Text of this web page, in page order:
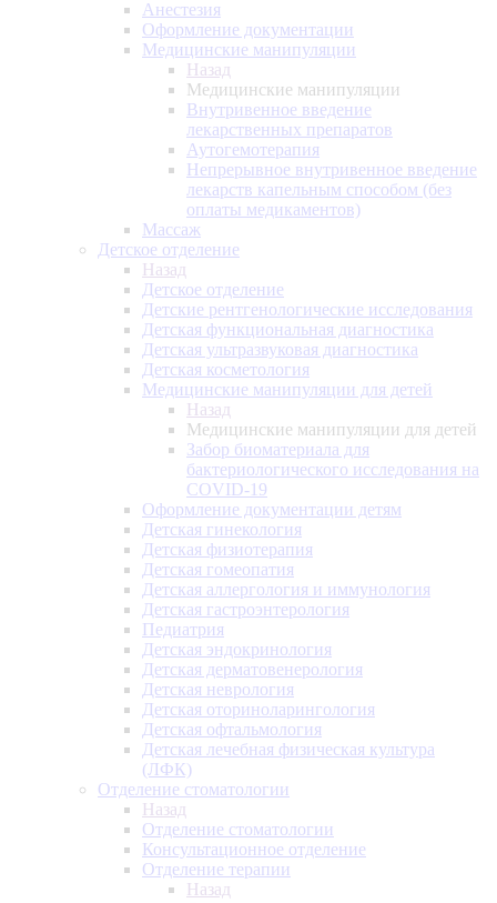
Анестезия
Оформление документации
Медицинские манипуляции
Назад
Медицинские манипуляции
Внутривенное введение
лекарственных препаратов
Аутогемотерапия
Непрерывное внутривенное введение
лекарств капельным способом (без
оплаты медикаментов)
Массаж
Детское отделение
Назад
Детское отделение
Детские рентгенологические исследования
Детская функциональная диагностика
Детская ультразвуковая диагностика
Детская косметология
Медицинские манипуляции для детей
Назад
Медицинские манипуляции для детей
Забор биоматериала для
бактериологического исследования на
COVID-19
Оформление документации детям
Детская гинекология
Детская физиотерапия
Детская гомеопатия
Детская аллергология и иммунология
Детская гастроэнтерология
Педиатрия
Детская эндокринология
Детская дерматовенерология
Детская неврология
Детская оториноларингология
Детская офтальмология
Детская лечебная физическая культура
(ЛФК)
Отделение стоматологии
Назад
Отделение стоматологии
Консультационное отделение
Отделение терапии
Назад